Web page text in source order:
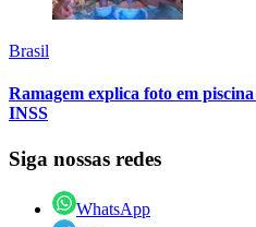
Brasil
Ramagem explica foto em
INSS
Siga nossas redes
WhatsApp